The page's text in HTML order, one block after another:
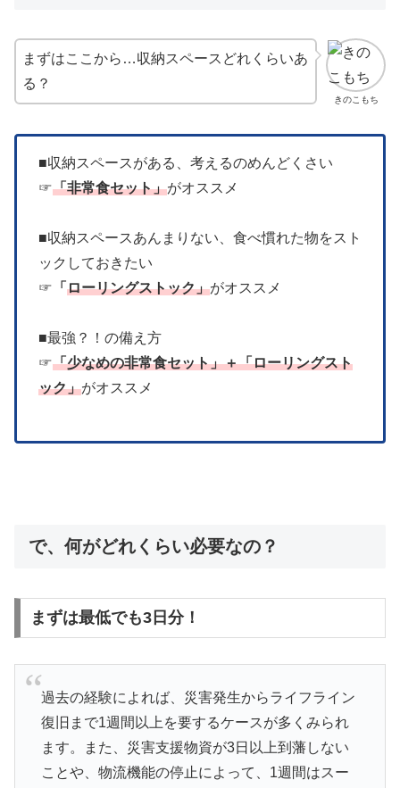
きのこもち
まずはここから…収納スペースどれくらいあ
る？
■収納スペースがある、考えるのめんどくさい
☞「非常食セット」がオススメ
■収納スペースあんまりない、食べ慣れた物をスト
ックしておきたい
☞ 「 ローリングストック」がオススメ
■最強？！の備え方
☞「少なめの非常食セット」＋「ローリングスト
ック」がオススメ
で、何がどれくらい必要なの？
まずは最低でも3日分！
過去の経験によれば、災害発生からライフライン
復旧まで1週間以上を要するケースが多くみられ
ます。また、災害支援物資が3日以上到藩しない
ことや、物流機能の停止によって、1週間はスー